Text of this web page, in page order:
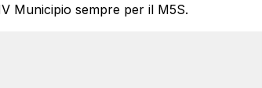
Municipio sempre per il M5S.